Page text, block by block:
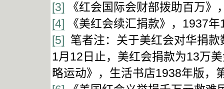
[3] 《红会国际会财部拨助百万
[4] 《美红会续汇捐款》，1937
[5] 笔者注：关于美红会对华捐
1月12日止，美红会捐款为13万
略运动》，生活书店1938年版，